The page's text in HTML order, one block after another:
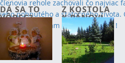
DÁ SA TO
VÔBEC?
Z KOSTOLA
K PÁNOVI.